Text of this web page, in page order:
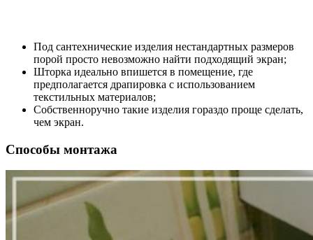
Под сантехнические изделия нестандартных размеров
порой просто невозможно найти подходящий экран;
Шторка идеально впишется в помещение, где
предполагается драпировка с использованием
текстильных материалов;
Собственноручно такие изделия гораздо проще сделать,
чем экран.
Способы монтажа